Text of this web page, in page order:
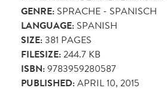
GENRE: SPRACHE - SPANISCH
LANGUAGE: SPANISH
SIZE:381 PAGES
FILESIZE:244.7 KB
ISBN:9783959280587
PUBLISHED:APRIL 10, 2015